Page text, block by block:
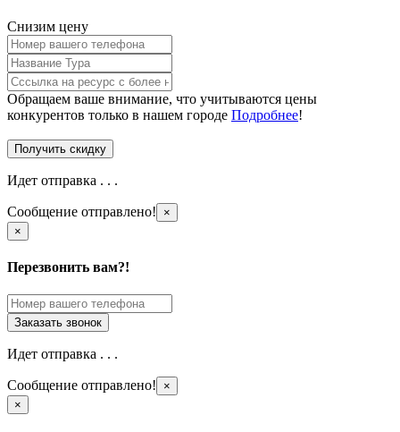
Снизим цену
Обращаем ваше внимание, что учитываются цены
конкурентов только в нашем городе Подробнее!
Идет отправка . . .
Сообщение отправлено!
×
×
Перезвонить вам?!
Идет отправка . . .
Сообщение отправлено!
×
×